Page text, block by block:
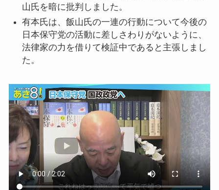
山氏を暗に批判しました。
有本氏は、飯山氏の一連の行動について今後の
日本保守党の活動に差しさわりがないように、
法律家の力を借りて検証中であると主張しまし
た。